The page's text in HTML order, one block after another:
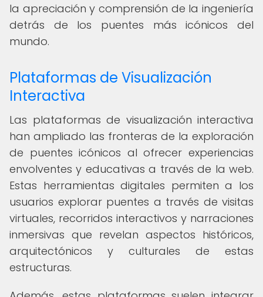
la apreciación y comprensión de la ingeniería
detrás de los puentes más icónicos del
mundo.
Plataformas de Visualización
Interactiva
Las plataformas de visualización interactiva
han ampliado las fronteras de la exploración
de puentes icónicos al ofrecer experiencias
envolventes y educativas a través de la web.
Estas herramientas digitales permiten a los
usuarios explorar puentes a través de visitas
virtuales, recorridos interactivos y narraciones
inmersivas que revelan aspectos históricos,
arquitectónicos y culturales de estas
estructuras.